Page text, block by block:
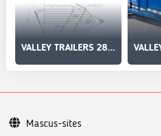
VALLEY TRAILERS 2800
Mascus-sites